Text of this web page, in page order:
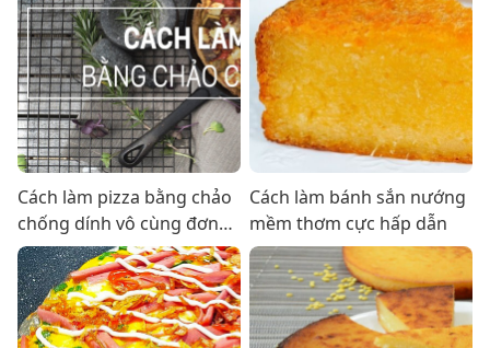
Cách làm pizza bằng chảo
chống dính vô cùng đơn
giản
Cách làm bánh sắn nướng
mềm thơm cực hấp dẫn